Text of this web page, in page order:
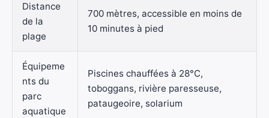
Distance
de la
plage
700 mètres, accessible en moins de
10 minutes à pied
Équipeme
nts du
parc
aquatique
Piscines chauffées à 28°C,
toboggans, rivière paresseuse,
pataugeoire, solarium